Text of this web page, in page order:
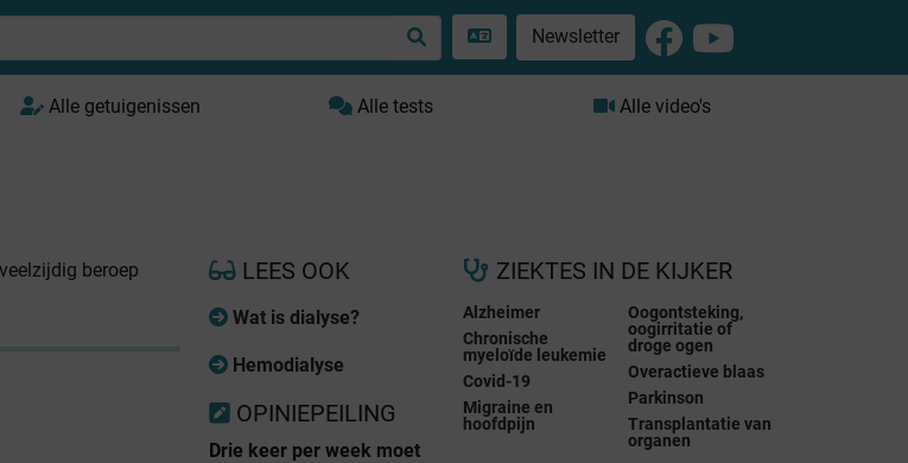
Newsletter
Alle getuigenissen Alle tests Alle video's
beroep LEES OOK
Wat is dialyse?
Hemodialyse
OPINIEPEILING
Drie keer per week moet
ZIEKTES IN DE KIJKER
Alzheimer
Chronische
myeloïde leukemie
Covid-19
Migraine en
hoofdpijn
Oogontsteking,
oogirritatie of
droge ogen
Overactieve blaas
Parkinson
Transplantatie van
organen